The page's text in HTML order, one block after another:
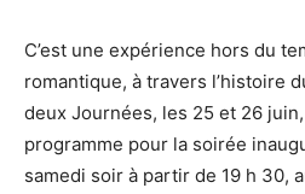
C’est une expérience hors du
romantique, à travers l’histoire
deux Journées, les 25 et 26
programme pour la soirée
samedi soir à partir de 19 h 30,